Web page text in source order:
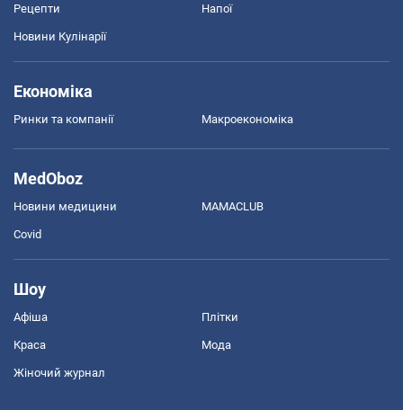
Рецепти Напої
Новини Кулінарії
Економіка
Ринки та компанії Макроекономіка
MedOboz
Новини медицини MAMACLUB
Covid
Шоу
Афіша Плітки
Краса Мода
Жіночий журнал